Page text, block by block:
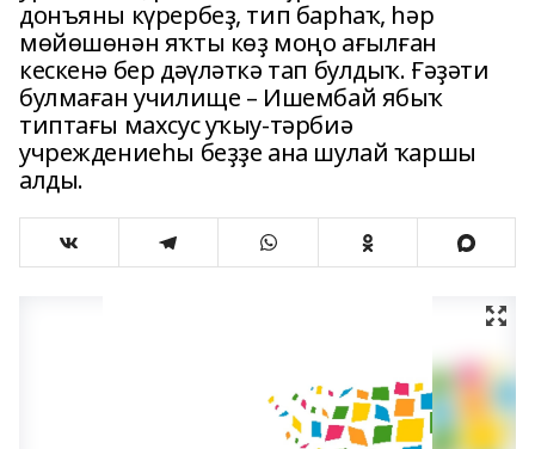
донъяны күрербеҙ, тип барһаҡ, һәр
мөйөшөнән яҡты көҙ моңо ағылған
кескенә бер дәүләткә тап булдыҡ. Ғәҙәти
булмаған училище – Ишембай ябыҡ
типтағы махсус уҡыу-тәрбиә
учреждениеһы беҙҙе ана шулай ҡаршы
алды.